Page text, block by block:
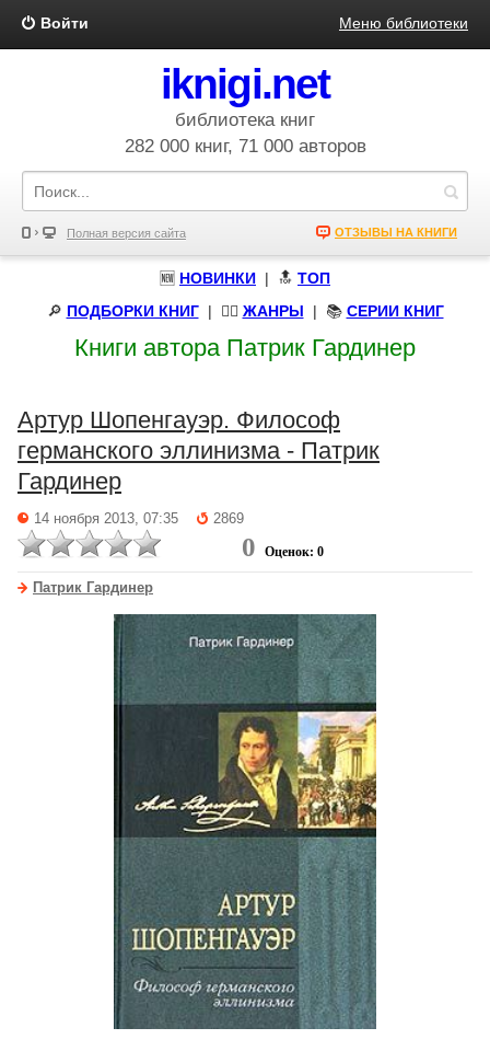
Войти Меню библиотеки
iknigi.net
библиотека книг
282 000 книг, 71 000 авторов
Полная версия сайта ОТЗЫВЫ НА КНИГИ
🆕 НОВИНКИ | 🔝 ТОП
🔎 ПОДБОРКИ КНИГ| 🧝‍♀️ ЖАНРЫ | 📚 СЕРИИ КНИГ
Книги автора Патрик Гардинер
Артур Шопенгауэр. Философ
германского эллинизма - Патрик
Гардинер
14 ноября 2013, 07:35 2869
0 Оценок: 0
Патрик Гардинер